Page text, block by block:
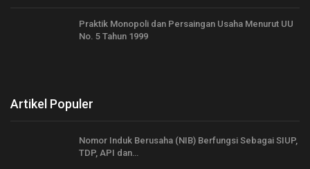
Praktik Monopoli dan Persaingan Usaha Menurut UU
No. 5 Tahun 1999
Artikel Populer
Nomor Induk Berusaha (NIB) Berfungsi Sebagai SIUP,
TDP, API dan…